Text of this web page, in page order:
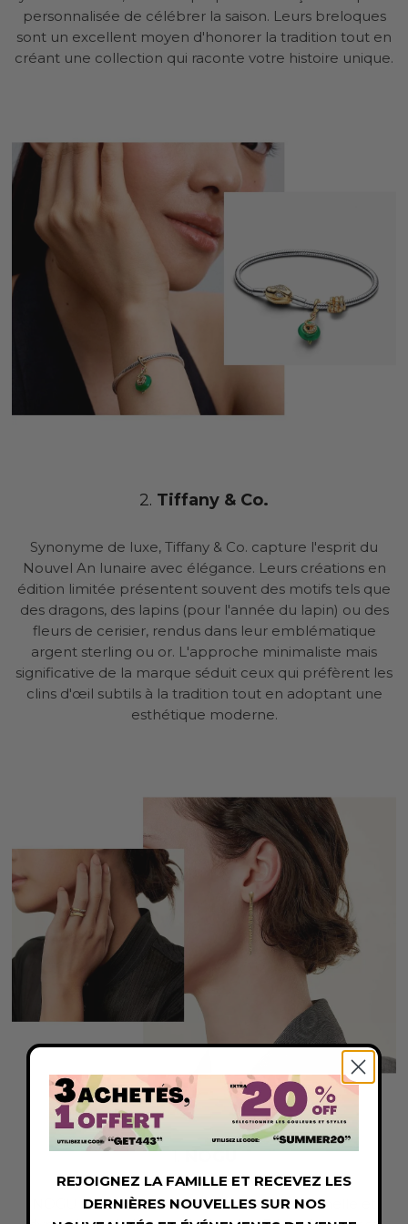
personnalisée de célébrer la saison. Leurs breloques
sont un excellent moyen d'honorer la tradition tout en
créant une collection qui raconte votre histoire unique.
2. Tiffany & Co.
Synonyme de luxe, Tiffany & Co. capture l'esprit du
Nouvel An lunaire avec élégance. Leurs créations en
édition limitée présentent souvent des motifs tels que
des dragons, des lapins (pour l'année du lapin) ou des
fleurs de cerisier, rendus dans leur emblématique
argent sterling ou or. L'approche minimaliste mais
significative de la marque séduit ceux qui préfèrent les
clins d'œil subtils à la tradition tout en adoptant une
esthétique moderne.
1. NOGU
NOGU est fière de sa collection exceptionnelle et
REJOIGNEZ LA FAMILLE ET RECEVEZ LES
DERNIÈRES NOUVELLES SUR NOS